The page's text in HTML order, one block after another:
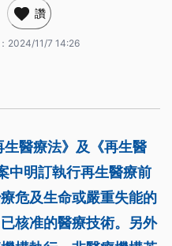
讚
2024/11/7 14:26
醫療法》及《再生醫
中明訂執行再生醫療前
危及生命或嚴重失能的
核准的醫療技術。另外